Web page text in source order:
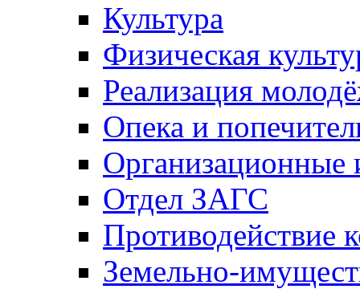
Культура
Физическая
Реализация
Опека и
Отдел ЗАГС
Противодействие
Земельно-